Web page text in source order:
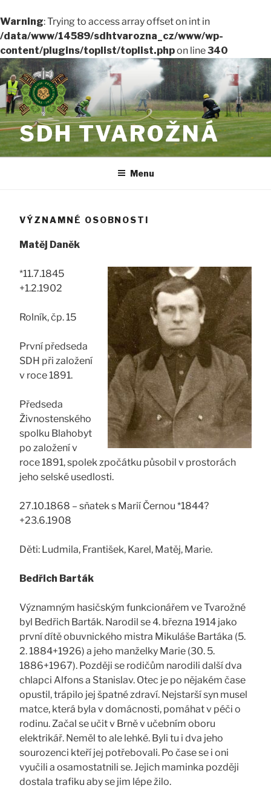
Warning: Trying to access array offset on int in
/data/www/14589/sdhtvarozna_cz/www/wp-
content/plugins/toplist/toplist.phpon line340
Přejít
k
obsahu
webu
SDH TVAROŽNÁ
Menu
VÝZNAMNÉ OSOBNOSTI
Matěj Daněk
*11.7.1845
+1.2.1902
Rolník, čp. 15
První předseda
SDH při založení
v roce 1891.
Předseda
Živnostenského
spolku Blahobyt
po založení v
roce 1891, spolek zpočátku působil v prostorách
jeho selské usedlosti.
27.10.1868 – sňatek s Marií Černou *1844?
+23.6.1908
Děti: Ludmila, František, Karel, Matěj, Marie.
Bedřich Barták
Významným hasičským funkcionářem ve Tvarožné
byl Bedřich Barták. Narodil se 4. března 1914 jako
první dítě obuvnického mistra Mikuláše Bartáka (5.
2. 1884+1926) a jeho manželky Marie (30. 5.
1886+1967). Později se rodičům narodili další dva
chlapci Alfons a Stanislav. Otec je po nějakém čase
opustil, trápilo jej špatné zdraví. Nejstarší syn musel
matce, která byla v domácnosti, pomáhat v péči o
rodinu. Začal se učit v Brně v učebním oboru
elektrikář. Neměl to ale lehké. Byli tu i dva jeho
sourozenci kteří jej potřebovali. Po čase se i oni
vyučili a osamostatnili se. Jejich maminka později
dostala trafiku aby se jim lépe žilo.